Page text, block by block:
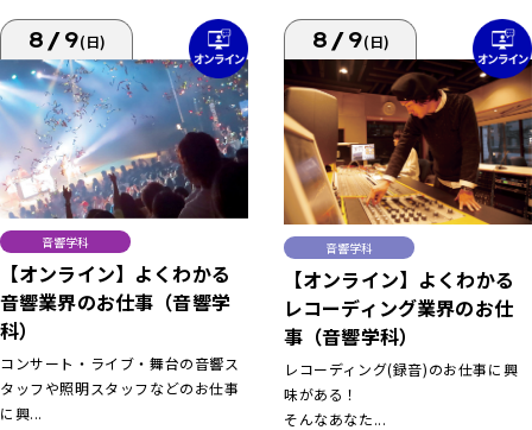
8/9(日)
音響学科
【オンライン】よくわかる
音響業界のお仕事（音響学
科）
コンサート・ライブ・舞台の音響ス
タッフや照明スタッフなどのお仕事
に興...
8/9(日)
音響学科
【オンライン】よくわかる
レコーディング業界のお仕
事（音響学科）
レコーディング(録音)のお仕事に興
味がある！
そんなあなた...